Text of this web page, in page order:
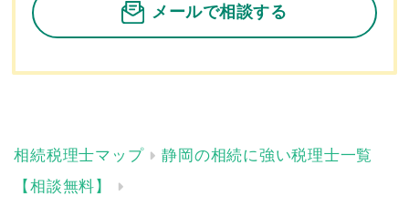
メールで相談する
静岡の相続に強い税理士一覧
【相談無料】